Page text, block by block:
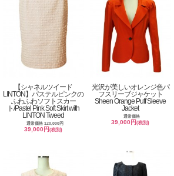
【シャネルツイード
LINTON】パステルピンクの
ふわふわソフトスカー
ト/Pastel Pink Soft Skirt with
LINTON Tweed
通常価格 120,000円
39,000円(税別)
光沢が美しいオレンジ色パ
フスリーブジャケット
Sheen Orange Puff Sleeve
Jacket
通常価格
39,000円(税別)